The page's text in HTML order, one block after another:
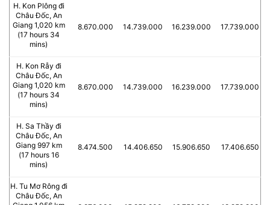
H. Kon Plông đi
Châu Đốc, An
Giang 1,020 km
(17 hours 34
mins)
8.670.000 14.739.000 16.239.000 17.739.000
H. Kon Rẫy đi
Châu Đốc, An
Giang 1,020 km
(17 hours 34
mins)
8.670.000 14.739.000 16.239.000 17.739.000
H. Sa Thầy đi
Châu Đốc, An
Giang 997 km
(17 hours 16
mins)
8.474.500 14.406.650 15.906.650 17.406.650
H. Tu Mơ Rông đi
Châu Đốc, An